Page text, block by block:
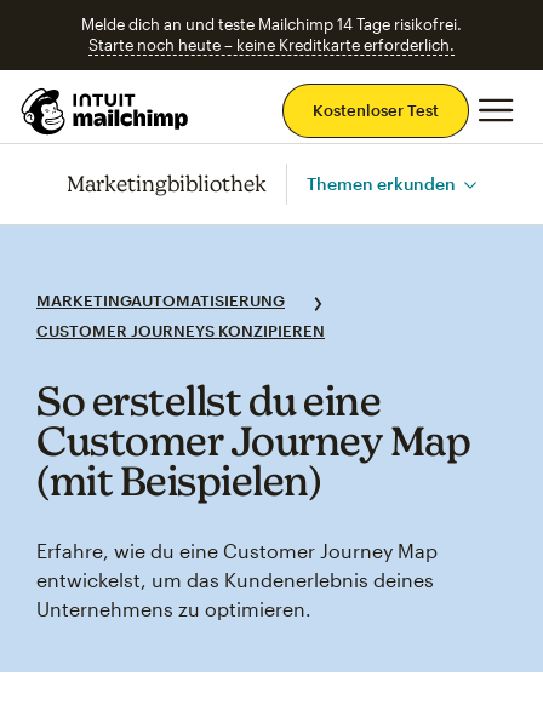
Melde dich an und teste Mailchimp 14 Tage risikofrei.
Starte noch heute – keine Kreditkarte erforderlich.
Kostenloser Test
Marketingbibliothek Themen erkunden
MARKETINGAUTOMATISIERUNG
CUSTOMER JOURNEYS KONZIPIEREN
So erstellst du eine
Customer Journey Map
(mit Beispielen)
Erfahre, wie du eine Customer Journey Map
entwickelst, um das Kundenerlebnis deines
Unternehmens zu optimieren.